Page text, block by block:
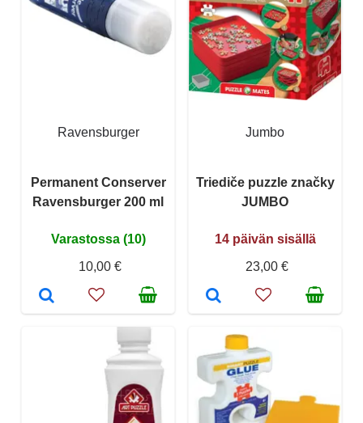
Ravensburger
Permanent Conserver
Ravensburger 200 ml
Varastossa (10)
10,00 €
Jumbo
Triediče puzzle značky
JUMBO
14 päivän sisällä
23,00 €